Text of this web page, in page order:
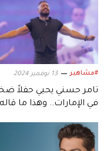
#مشاهير 13 نوفمبر 2024
تامر حسني يحيي حفلاً
في الإمارات.. وهذا ما